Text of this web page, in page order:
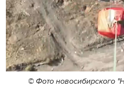
© Фото новосибирского